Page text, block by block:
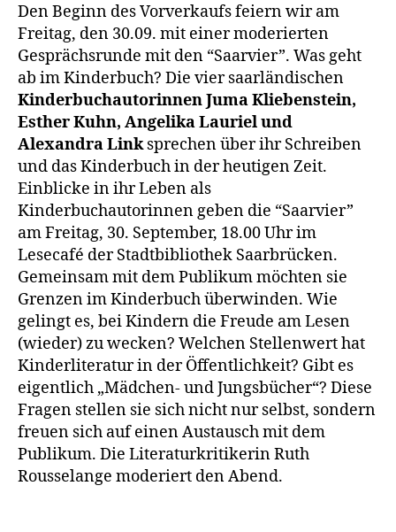
Den Beginn des Vorverkaufs feiern wir am
Freitag, den 30.09. mit einer moderierten
Gesprächsrunde mit den “Saarvier”. Was geht
ab im Kinderbuch? Die vier saarländischen
Kinderbuchautorinnen Juma Kliebenstein,
Esther Kuhn, Angelika Lauriel und
Alexandra Linksprechen über ihr Schreiben
und das Kinderbuch in der heutigen Zeit.
Einblicke in ihr Leben als
Kinderbuchautorinnen geben die “Saarvier”
am Freitag, 30. September, 18.00 Uhr im
Lesecafé der Stadtbibliothek Saarbrücken.
Gemeinsam mit dem Publikum möchten sie
Grenzen im Kinderbuch überwinden. Wie
gelingt es, bei Kindern die Freude am Lesen
(wieder) zu wecken? Welchen Stellenwert hat
Kinderliteratur in der Öffentlichkeit? Gibt es
eigentlich „Mädchen- und Jungsbücher“? Diese
Fragen stellen sie sich nicht nur selbst, sondern
freuen sich auf einen Austausch mit dem
Publikum. Die Literaturkritikerin Ruth
Rousselange moderiert den Abend.